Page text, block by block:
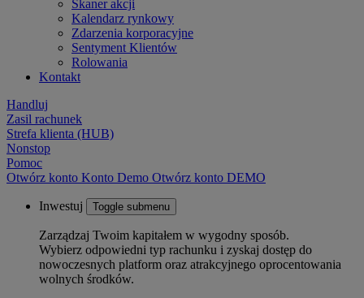
Skaner akcji
Kalendarz rynkowy
Zdarzenia korporacyjne
Sentyment Klientów
Rolowania
Kontakt
Handluj
Zasil rachunek
Strefa klienta (HUB)
Nonstop
Pomoc
Otwórz konto Konto Demo Otwórz konto DEMO
Inwestuj Toggle submenu
Zarządzaj Twoim kapitałem w wygodny sposób.
Wybierz odpowiedni typ rachunku i zyskaj dostęp do
nowoczesnych platform oraz atrakcyjnego oprocentowania
wolnych środków.